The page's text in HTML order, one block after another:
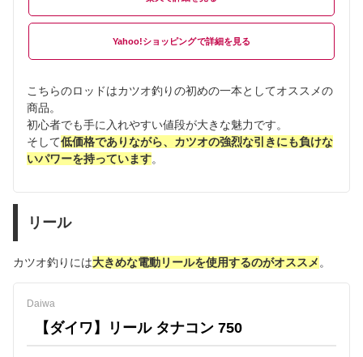
Yahoo!ショッピング
こちらのロッドはカツオ釣りの初めの一本としてオススメの
商品。
初心者でも手に入れやすい値段が大きな魅力です。
そして低価格でありながら、カツオの強烈な引きにも負けな
いパワーを持っています。
リール
カツオ釣りには大きめな電動リールを使用するのがオススメ 。
Daiwa
【ダイワ】リール タナコン 750